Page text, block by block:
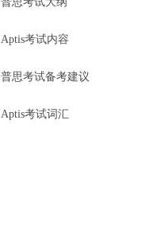
Aptis考试内容
普思考试备考建议
Aptis考试词汇